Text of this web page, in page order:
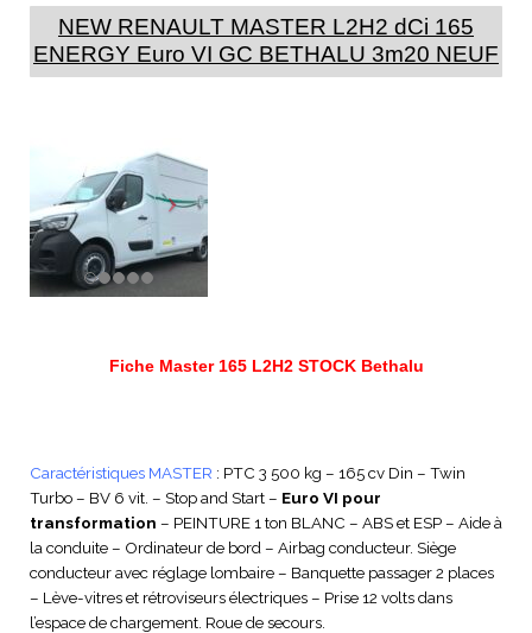
NEW RENAULT MASTER L2H2 dCi 165
ENERGY Euro VI GC BETHALU 3m20 NEUF
Fiche Master 165 L2H2 STOCK Bethalu
Caractéristiques MASTER : PTC 3 500 kg – 165 cv Din – Twin
Turbo – BV 6 vit. – Stop and Start – Euro VI pour
transformation – PEINTURE 1 ton BLANC – ABS et ESP – Aide à
la conduite – Ordinateur de bord – Airbag conducteur. Siège
conducteur avec réglage lombaire – Banquette passager 2 places
– Lève-vitres et rétroviseurs électriques – Prise 12 volts dans
l’espace de chargement. Roue de secours.